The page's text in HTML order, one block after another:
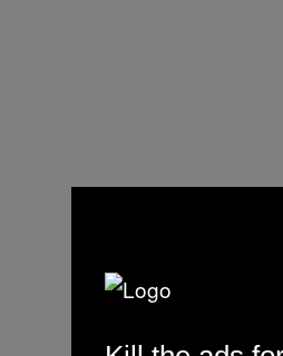
Pomme de terre et